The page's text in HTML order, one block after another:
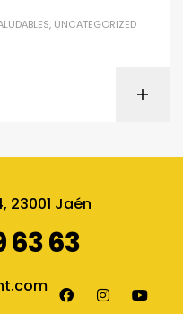
, UNCATEGORIZED
23001 Jaén
63 63